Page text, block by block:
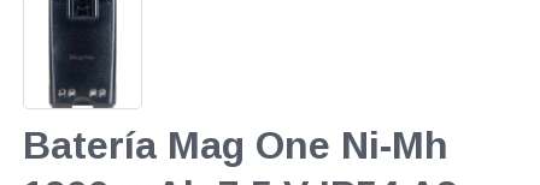
Batería Mag One Ni-Mh